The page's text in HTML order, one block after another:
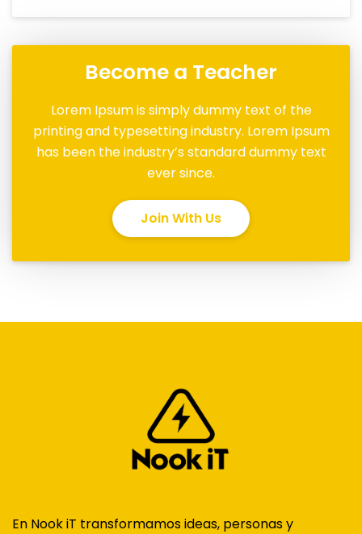
Become a Teacher
Lorem Ipsum is simply dummy text of the
printing and typesetting industry. Lorem Ipsum
has been the industry’s standard dummy text
ever since.
Join With Us
En Nook iT transformamos ideas, personas y